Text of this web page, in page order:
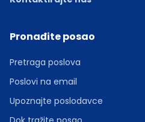
Pronađite posao
Pretraga poslova
Poslovi na email
Upoznajte poslodavce